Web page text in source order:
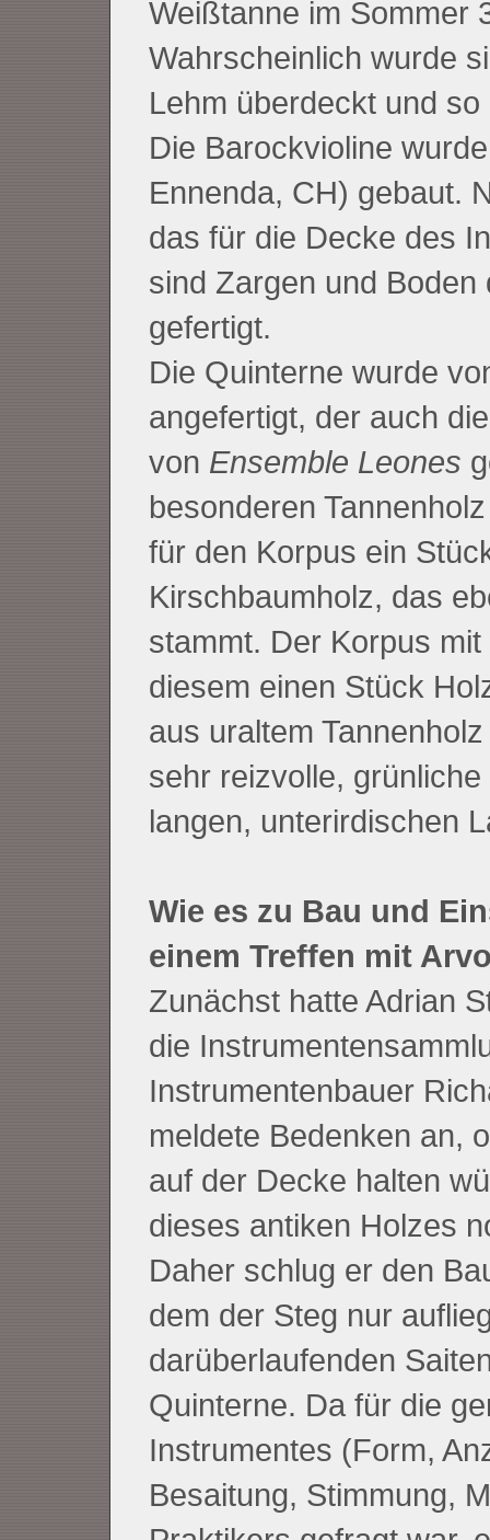
Weißtanne im Sommer
Wahrscheinlich wurde
Lehm überdeckt und
Die Barockvioline
Ennenda, CH) gebaut.
das für die Decke des
sind Zargen und Boden
gefertigt.
Die Quinterne wurde
angefertigt, der auch
von Ensemble Leones
besonderen
für den Korpus ein
Kirschbaumholz, das
stammt. Der Korpus
diesem einen Stück
aus uraltem
sehr reizvolle,
langen, unterirdischen
Wie es zu Bau und
einem Treffen mit
Zunächst hatte Adrian
die
Instrumentenbauer
meldete Bedenken an,
auf der Decke halten
dieses antiken Holzes
Daher schlug er den
dem der Steg nur
darüberlaufenden
Quinterne. Da für die
Instrumentes (Form,
Besaitung, Stimmung,